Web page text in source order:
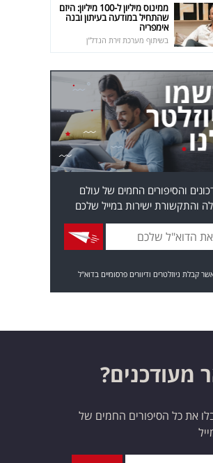
ממינוס מיליון ל-100 מיליון: היזם
שהתחיל במודעה בעיתון ובנה
אימפריה
בשיתוף מערכת זירת הנדל"ן
והסיפורים החמים של עולם
והתקשורת ישירות במייל שלכם
קבלת ניוזלטרים ודיוורים פרסומיים בדוא"ל
מעודכנים?
את כל הסיפורים החמים של